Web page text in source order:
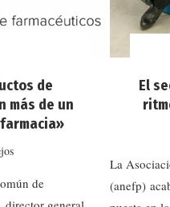
de
más de un
de
El
La
(anefp)